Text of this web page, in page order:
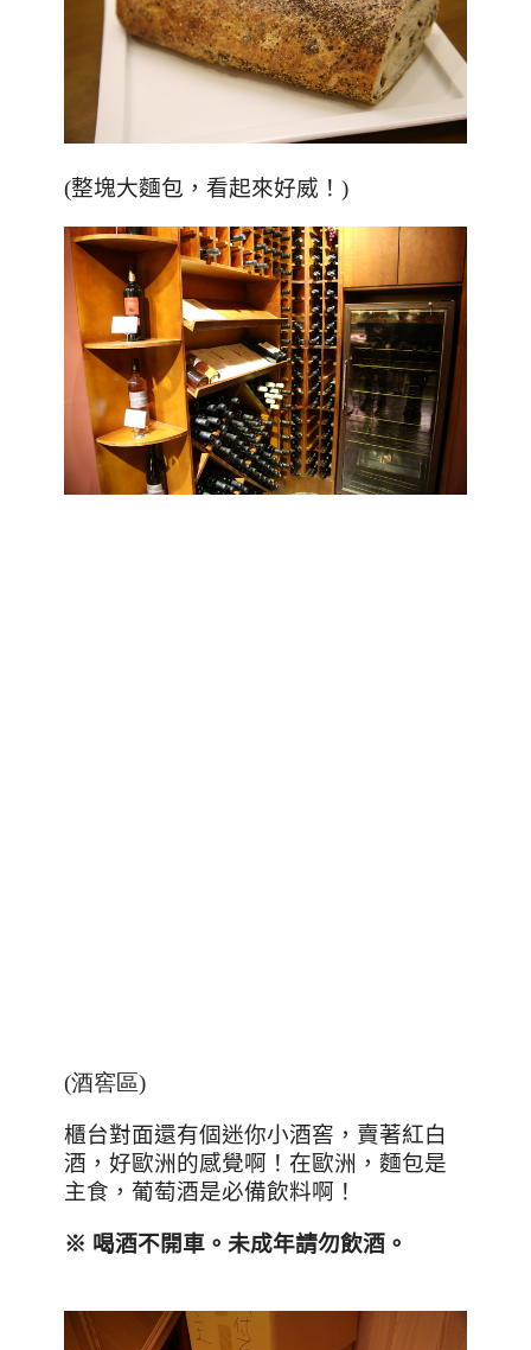
(整塊大麵包，看起來好威！)
(酒窖區)
櫃台對面還有個迷你小酒窖，賣著紅白
酒，好歐洲的感覺啊！在歐洲，麵包是
主食，葡萄酒是必備飲料啊！
※ 喝酒不開車。未成年請勿飲酒。